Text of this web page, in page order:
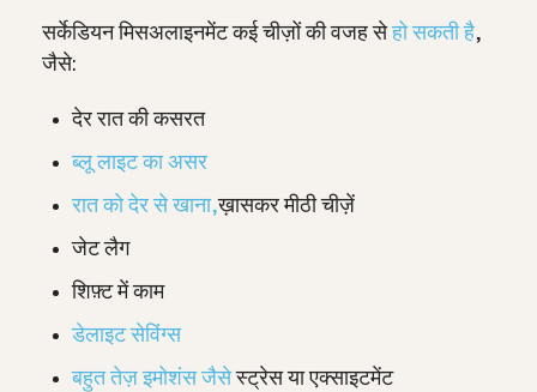
सर्केडियन मिसअलाइनमेंट कई चीज़ों की वजह सेहो सकती है,
जैसे:
देर रात की कसरत
ब्लू लाइट का असर
रात को देर से खाना,ख़ासकर मीठी चीज़ें
जेट लैग
शिफ़्ट में काम
डेलाइट सेविंग्स
बहुत तेज़ इमोशंस जैसेस्ट्रेस या एक्साइटमेंट